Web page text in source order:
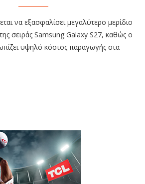
να εξασφαλίσει μεγαλύτερο μερίδιο
σειράς Samsung Galaxy S27, καθώς ο
υψηλό κόστος παραγωγής στα